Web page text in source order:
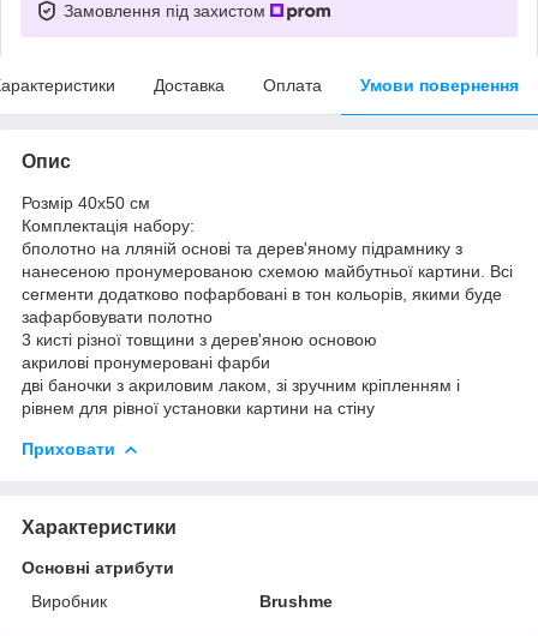
Замовлення під захистом
Доставка Оплата Умови повернення
Опис
Розмір 40x50 см
Комплектація набору:
бполотно на лляній основі та дерев'яному підрамнику з
нанесеною пронумерованою схемою майбутньої картини. Всі
сегменти додатково пофарбовані в тон кольорів, якими буде
зафарбовувати полотно
3 кисті різної товщини з дерев'яною основою
акрилові пронумеровані фарби
дві баночки з акриловим лаком, зі зручним кріпленням і
рівнем для рівної установки картини на стіну
Приховати
Характеристики
Основні атрибути
Виробник
Brushme